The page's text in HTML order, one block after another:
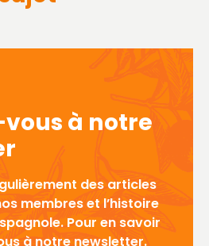
à notre
des articles
membres et l’histoire
Pour en savoir
à notre newsletter.